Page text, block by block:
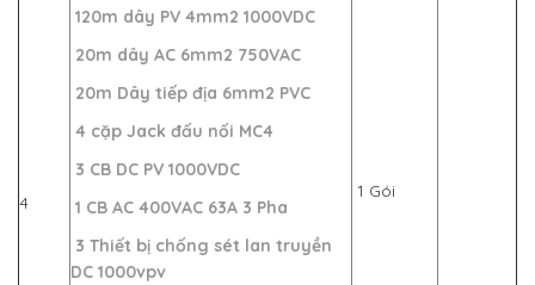
4
120m dây PV 4mm2 1000VDC
20m dây AC 6mm2 750VAC
20m Dây tiếp địa 6mm2 PVC
4 cặp Jack đấu nối MC4
3 CB DC PV 1000VDC
1 CB AC 400VAC 63A 3 Pha
3 Thiết bị chống sét lan truyền
DC 1000vpv
1 Gói